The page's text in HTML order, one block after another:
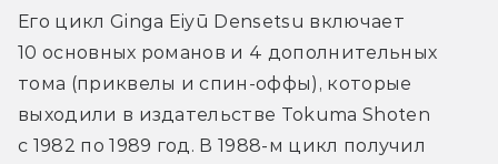
Его цикл Ginga Eiyū Densetsu включает
10 основных романов и 4 дополнительных
тома (приквелы и спин-оффы), которые
выходили в издательстве Tokuma Shoten
с 1982 по 1989 год. В 1988-м цикл получил